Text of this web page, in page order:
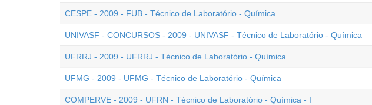
CESPE - 2009 - FUB - Técnico de Laboratório - Química
UNIVASF - CONCURSOS - 2009 - UNIVASF - Técnico de Laboratório - Química
UFRRJ - 2009 - UFRRJ - Técnico de Laboratório - Química
UFMG - 2009 - UFMG - Técnico de Laboratório - Química
COMPERVE - 2009 - UFRN - Técnico de Laboratório - Química - I